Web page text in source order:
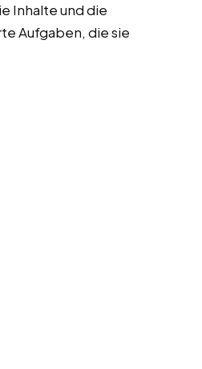
Inhalte und die
Aufgaben, die sie